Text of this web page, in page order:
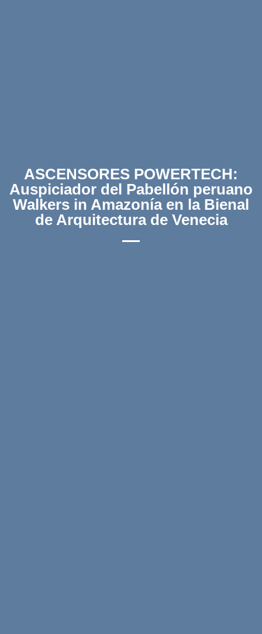
ASCENSORES POWERTECH:
Auspiciador del Pabellón peruano
Walkers in Amazonía en la Bienal
de Arquitectura de Venecia